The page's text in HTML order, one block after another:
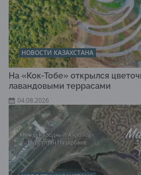
НОВОСТИ КАЗАХСТАНА
На «Кок-Тобе» открылся
лавандовыми террасами
04.08.2026